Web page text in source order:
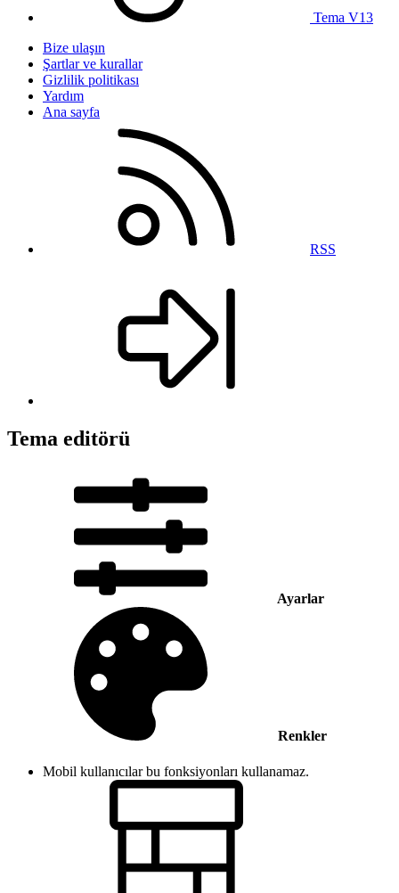
Tema V13
Bize ulaşın
Şartlar ve kurallar
Gizlilik politikası
Yardım
Ana sayfa
RSS
Tema editörü
Ayarlar
Renkler
Mobil kullanıcılar bu fonksiyonları kullanamaz.